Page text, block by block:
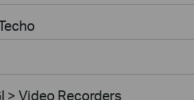
> Video Recorders